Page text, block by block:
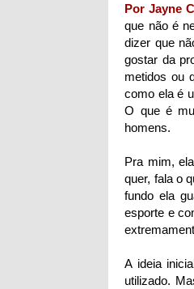
Por Jayne
que não é
dizer que
gostar da
metidos ou
como ela é
O que é
homens.
Pra mim,
quer, fala o
fundo ela
esporte e
A ideia
utilizado.